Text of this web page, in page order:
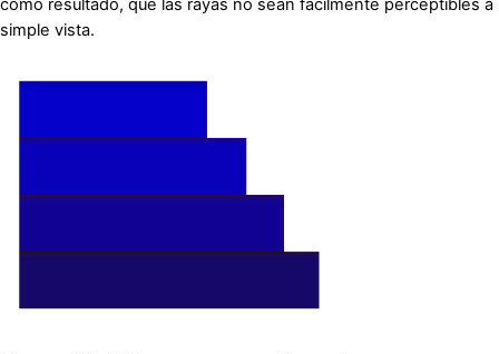
como resultado, que las rayas no sean fácilmente perceptibles a
simple vista.